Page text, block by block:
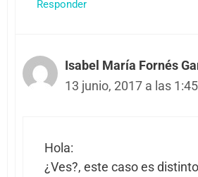
Responder
Isabel María Fornés
13 junio, 2017 a las
Hola:
¿Ves?, este caso es